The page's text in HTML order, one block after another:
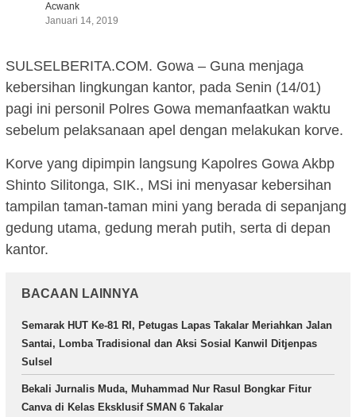
Acwank
Januari 14, 2019
SULSELBERITA.COM. Gowa – Guna menjaga
kebersihan lingkungan kantor, pada Senin (14/01)
pagi ini personil Polres Gowa memanfaatkan waktu
sebelum pelaksanaan apel dengan melakukan korve.
Korve yang dipimpin langsung Kapolres Gowa Akbp
Shinto Silitonga, SIK., MSi ini menyasar kebersihan
tampilan taman-taman mini yang berada di sepanjang
gedung utama, gedung merah putih, serta di depan
kantor.
BACAAN LAINNYA
Semarak HUT Ke-81 RI, Petugas Lapas Takalar Meriahkan Jalan
Santai, Lomba Tradisional dan Aksi Sosial Kanwil Ditjenpas
Sulsel
Bekali Jurnalis Muda, Muhammad Nur Rasul Bongkar Fitur
Canva di Kelas Eksklusif SMAN 6 Takalar